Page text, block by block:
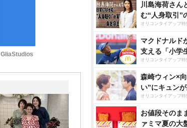
GliaStudios
川島海荷さん
む“人身取引”
オリコンタイアップ特
マクドナルド
支える「小学
オリコンタイアップ特
森崎ウィン×
い”にキュン
オリコンタイアップ特
お値段そのま
ァミマ夏の大